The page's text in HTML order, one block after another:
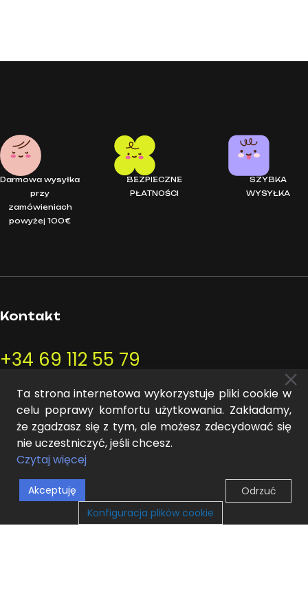
Darmowa wysyłka
przy
zamówieniach
powyżej 100€
BEZPIECZNE
PŁATNOŚCI
SZYBKA
WYSYŁKA
Kontakt
+34 69 112 55 79
hola@mideer.es
INFORMACJE
Ta strona internetowa wykorzystuje pliki cookie w
celu poprawy komfortu użytkowania. Zakładamy,
że zgadzasz się z tym, ale możesz zdecydować się
nie uczestniczyć, jeśli chcesz.
Czytaj więcej
Akceptuję
Odrzuć
Konfiguracja plików cookie
0